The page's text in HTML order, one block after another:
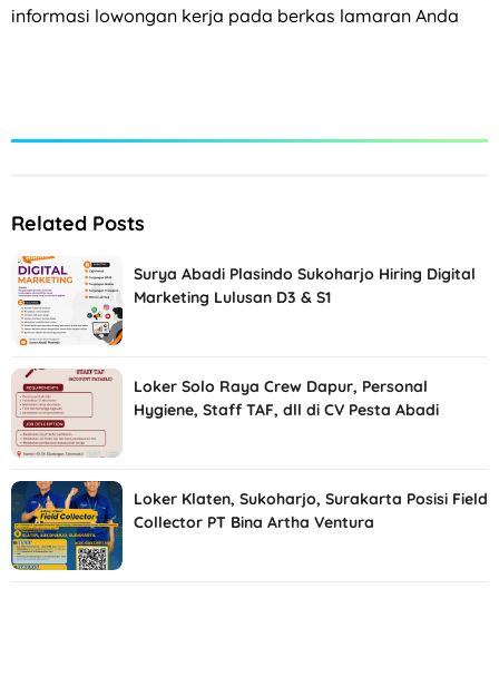
informasi lowongan kerja pada berkas lamaran Anda
Related Posts
Surya Abadi Plasindo Sukoharjo Hiring Digital
Marketing Lulusan D3 & S1
Loker Solo Raya Crew Dapur, Personal
Hygiene, Staff TAF, dll di CV Pesta Abadi
Loker Klaten, Sukoharjo, Surakarta Posisi Field
Collector PT Bina Artha Ventura